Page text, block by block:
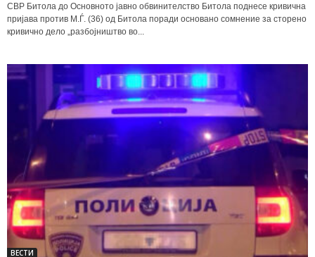
СВР Битола до Основното јавно обвинителство Битола поднесе кривична
пријава против М.Ѓ. (36) од Битола поради основано сомнение за сторено
кривично дело „разбојништво во...
ВЕСТИ